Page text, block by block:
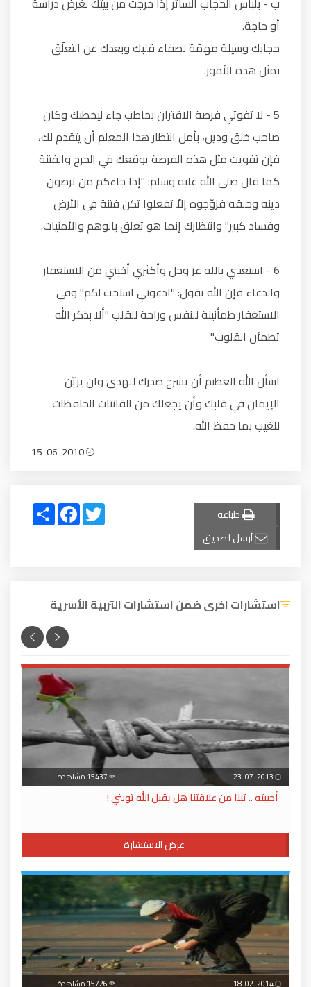
أو حاجة.
حجابك وسيلة مهمّة لصفاء قلبك وبعدك عن التعلّق
بمثل هذه الأمور.
5 - لا تفوتي فرصة الاقتران بخاطب جاء ليخطبك وكان
صاحب خلق ودين، بأمل انتظار هذا المعلم أن يتقدم لك،
فإن تفويت مثل هذه الفرصة يوقعك في الحرج والفتنة
كما قال صلى الله عليه وسلم: "إذا جاءكم من ترضون
دينه وخلقه فزوّجوه إلاّ تفعلوا تكن فتنة في الأرض
وفساد كبير" وانتظارك إنما هو تعلق بالوهم والأمنيات.
6 - استعيني بالله عز وجل وأكثري أخيتي من الاستغفار
والدعاء فإن الله يقول: "ادعوني استجب لكم" وفي
الاستغفار طمأنينة للنفس وراحة للقلب "ألا بذكر الله
تطمئن القلوب"
اسأل الله العظيم أن يشرح صدرك للهدى وان يزيّن
الإيمان في قلبك وأن يجعلك من القانتات الحافظات
للغيب بما حفظ الله.
طباعة
أرسل لصديق
Share
FacebookTwitter
استشارات اخرى ضمن استشارات التربية الأسرية
أحببته .. تبنا من علاقتنا هل يقبل الله توبتي !
عرض الاستشارة